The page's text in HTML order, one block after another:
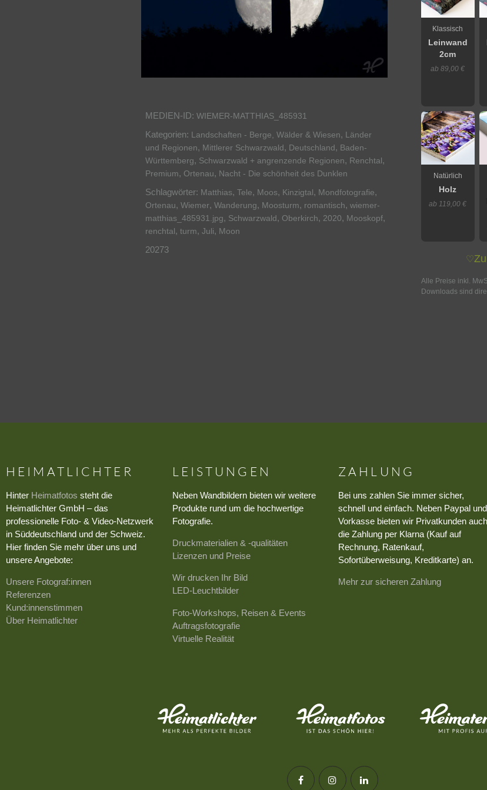
MEDIEN-ID: WIEMER-MATTHIAS_485931
Kategorien: Landschaften - Berge, Wälder & Wiesen, Länder
und Regionen, Mittlerer Schwarzwald, Deutschland, Baden-
Württemberg, Schwarzwald + angrenzende Regionen, Renchtal,
Premium, Ortenau, Nacht - Die schönheit des Dunklen
Schlagwörter: Matthias, Tele, Moos, Kinzigtal, Mondfotografie,
Ortenau, Wiemer, Wanderung, Moosturm, romantisch, wiemer-
matthias_485931.jpg, Schwarzwald, Oberkirch, 2020, Mooskopf,
renchtal, turm, Juli, Moon
20273
Klassisch
Leinwand
2cm
ab 89,00 €
Natürlich
Holz
ab 119,00 €
♡
Alle Preise inkl.
Downloads sind
HEIMATLICHTER
Hinter Heimatfotos steht die
Heimatlichter GmbH – das
professionelle Foto- & Video-Netzwerk
in Süddeutschland und der Schweiz.
Hier finden Sie mehr über uns und
unsere Angebote:
Unsere Fotograf:innen
Referenzen
Kund:innenstimmen
Über Heimatlichter
LEISTUNGEN
Neben Wandbildern bieten wir weitere
Produkte rund um die hochwertige
Fotografie.
Druckmaterialien & -qualitäten
Lizenzen und Preise
Wir drucken Ihr Bild
LED-Leuchtbilder
Foto-Workshops, Reisen & Events
Auftragsfotografie
Virtuelle Realität
ZAHLUNG
Bei uns zahlen Sie immer sicher,
schnell und einfach. Neben Paypal und
Vorkasse bieten wir Privatkunden auch
die Zahlung per Klarna (Kauf auf
Rechnung, Ratenkauf,
Sofortüberweisung, Kreditkarte) an.
Mehr zur sicheren Zahlung